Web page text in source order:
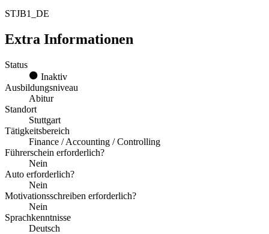
STJB1_DE
Extra Informationen
Status
Inaktiv
Ausbildungsniveau
Abitur
Standort
Stuttgart
Tätigkeitsbereich
Finance / Accounting / Controlling
Führerschein erforderlich?
Nein
Auto erforderlich?
Nein
Motivationsschreiben erforderlich?
Nein
Sprachkenntnisse
Deutsch